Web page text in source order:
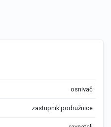
osnivač
zastupnik podružnice